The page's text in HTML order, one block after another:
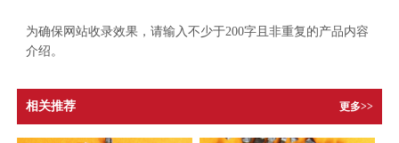
为确保网站收录效果，请输入不少于200字且非重复的产品内容
介绍。
相关推荐 更多>>